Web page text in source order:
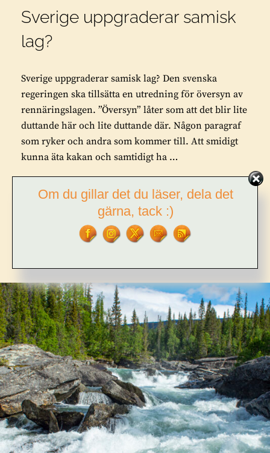
Sverige uppgraderar samisk
lag?
Sverige uppgraderar samisk lag? Den svenska
regeringen ska tillsätta en utredning för översyn av
rennäringslagen. ”Översyn” låter som att det blir lite
duttande här och lite duttande där. Någon paragraf
som ryker och andra som kommer till. Att smidigt
kunna äta kakan och samtidigt ha …
FORTSÄTT LÄSA
UPPGRADERAR
SAMISK
2 COMMENTS
Om du gillar det du läser, dela det
gärna, tack :)